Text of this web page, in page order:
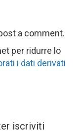
a comment.
per ridurre lo
i dati derivati
iscriviti